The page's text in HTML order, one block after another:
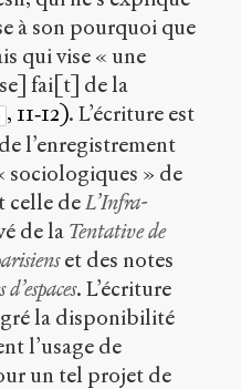
à son pourquoi que
qui vise « une
fai[t] de la
, 11‑12). L’écriture est
l’enregistrement
sociologiques » de
celle deL’Infra-
de la Tentative de
et des notes
d’espaces. L’écriture
la disponibilité
l’usage de
un tel projet de